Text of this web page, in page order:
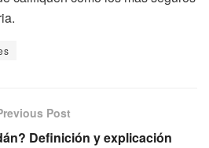
Post
Definición y explicación